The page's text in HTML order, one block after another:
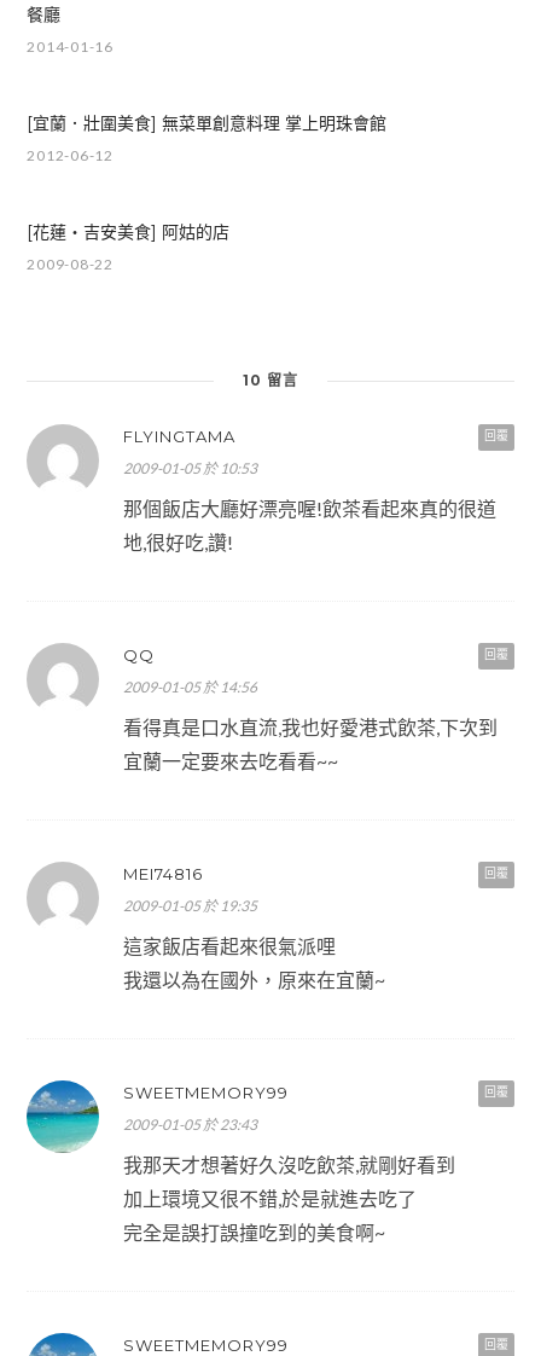
餐廳
2014-01-16
[宜蘭．壯圍美食] 無菜單創意料理 掌上明珠會館
2012-06-12
[花蓮‧吉安美食] 阿姑的店
2009-08-22
10 留言
回覆
FLYINGTAMA
2009-01-05 於 10:53
那個飯店大廳好漂亮喔!飲茶看起來真的很道
地,很好吃,讚!
回覆
QQ
2009-01-05 於 14:56
看得真是口水直流,我也好愛港式飲茶,下次到
宜蘭一定要來去吃看看~~
回覆
MEI74816
2009-01-05 於 19:35
這家飯店看起來很氣派哩
我還以為在國外，原來在宜蘭~
回覆
SWEETMEMORY99
2009-01-05 於 23:43
我那天才想著好久沒吃飲茶,就剛好看到
加上環境又很不錯,於是就進去吃了
完全是誤打誤撞吃到的美食啊~
回覆
SWEETMEMORY99